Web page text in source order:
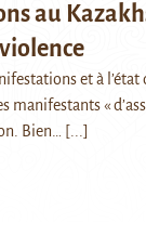
au
et à
manifestants «
Bien…
[...]